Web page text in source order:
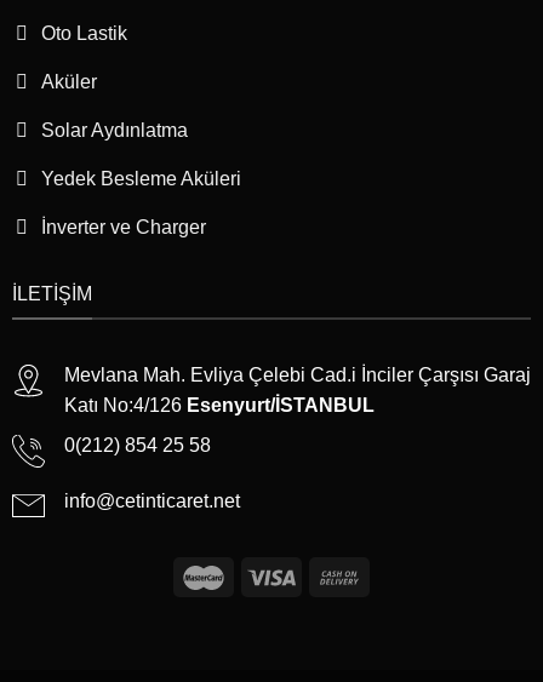
Oto Lastik
Aküler
Solar Aydınlatma
Yedek Besleme Aküleri
İnverter ve Charger
İLETIŞIM
Mevlana Mah. Evliya Çelebi Cad.i İnciler Çarşısı Garaj
Katı No:4/126 Esenyurt/İSTANBUL
0(212) 854 25 58
info@cetinticaret.net